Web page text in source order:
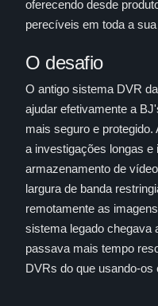
oferecendo desde
perecíveis em toda a
O desafio
O antigo sistema DVR
ajudar efetivamente a
mais seguro e protegido.
a investigações longas
armazenamento de
largura de banda
remotamente as
sistema legado chegava
passava mais tempo
DVRs do que usando-os